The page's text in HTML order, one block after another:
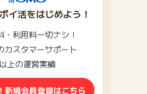
イ活をはじめよう！
・利用料一切ナシ！
カスタマーサポート
上の運営実績
新規会員登録はこちら